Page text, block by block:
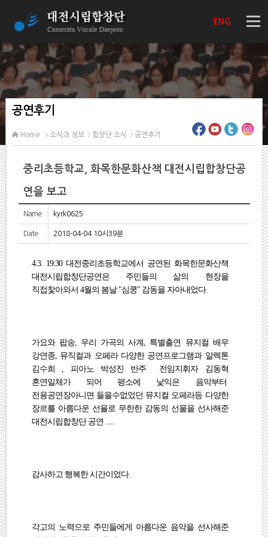
ENG
공연후기
Home 소식과 정보 합창단 소식 공연후기
중리초등학교, 화목한문화산책 대전시립합창단공
연을 보고
Name kyrk0625
Date 2018-04-04 10시39분
4.3. 19:30 대전중리초등학교에서 공연된 화목한문화산책
대전시립합창단공연은 주민들의 삶의 현장을
직접찿아와서 4월의 봄날 "심쿵" 감동을 자아내었다.
가요와 팝송, 우리 가곡의 사계, 특별출연 뮤지컬 배우
강연종, 뮤직컬과 오페라 다양한 공연프로그램과 알렉톤
김수희 , 피아노 박성진 반주 전임지휘자 김동혁
혼연일체가 되어 평소에 낯익은 음악부터
전용공연장아니면 들을수없었던 뮤지컬 오페라등 다양한
장르를 아름다운 선율로 무한한 감동의 선물을 선사해준
대전시립합창단 공연 .....
감사하고 행복한 시간이었다.
각고의 노력으로 주민들에게 아름다운 음악을 선사해준